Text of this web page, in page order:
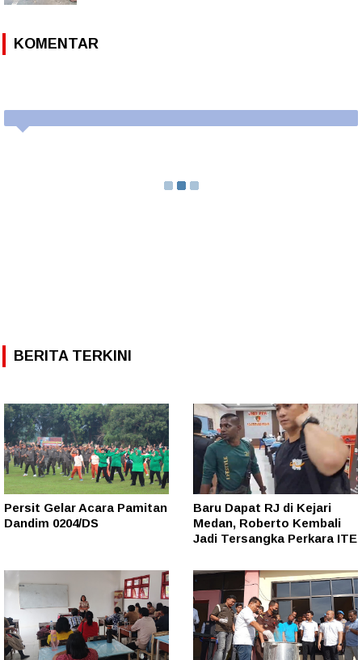
KOMENTAR
BERITA TERKINI
Persit Gelar Acara Pamitan
Dandim 0204/DS
Baru Dapat RJ di Kejari
Medan, Roberto Kembali
Jadi Tersangka Perkara ITE